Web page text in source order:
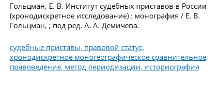
Гольцман, Е. В. Институт судебных приставов в России
(хронодискретное исследование) : монография / Е. В.
Гольцман, ; под ред. А. А. Демичева.
судебные приставы, правовой статус,
хронодискретное моногеографическое сравнительное
правоведение, метод периодизации, историография